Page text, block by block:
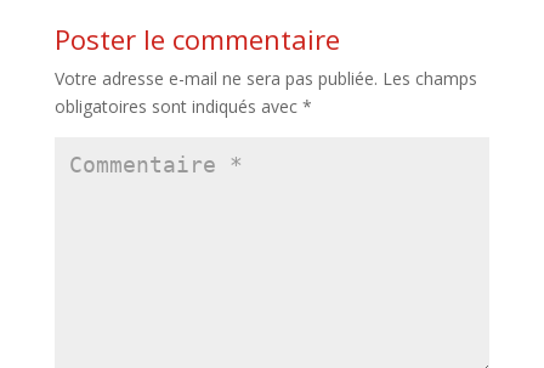
Poster le commentaire
Votre adresse e-mail ne sera pas publiée. Les champs
obligatoires sont indiqués avec *